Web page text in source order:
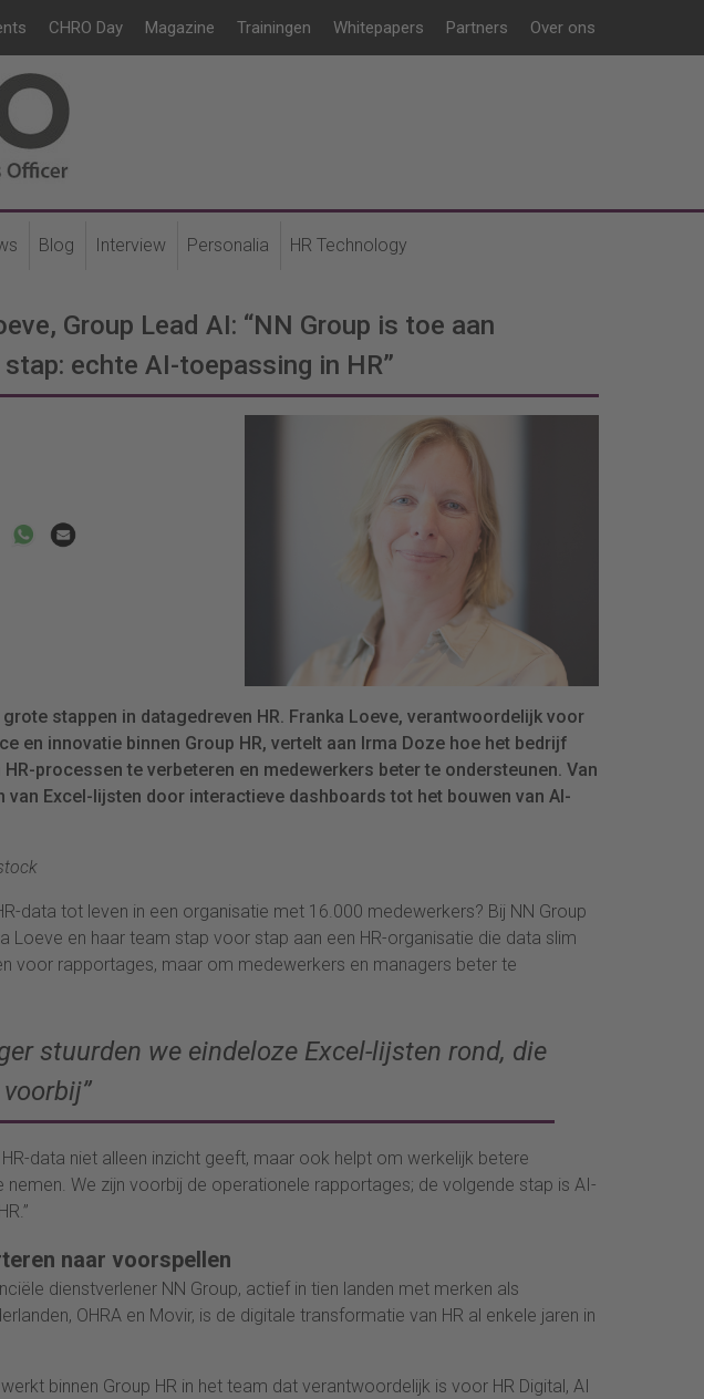
CHRO Day Magazine Trainingen Whitepapers Partners Over ons
Blog Interview Personalia HR Technology
Group Lead AI: “NN Group is toe aan
echte AI-toepassing in HR”
grote stappen in datagedreven HR. Franka Loeve, verantwoordelijk voor
en innovatie binnen Group HR, vertelt aan Irma Doze hoe het bedrijf
processen te verbeteren en medewerkers beter te ondersteunen. Van
van Excel-lijsten door interactieve dashboards tot het bouwen van AI-
data tot leven in een organisatie met 16.000 medewerkers? Bij NN Group
Loeve en haar team stap voor stap aan een HR-organisatie die data slim
voor rapportages, maar om medewerkers en managers beter te
stuurden we eindeloze Excel-lijsten rond, die
HR-data niet alleen inzicht geeft, maar ook helpt om werkelijk betere
nemen. We zijn voorbij de operationele rapportages; de volgende stap is AI-
naar voorspellen
dienstverlener NN Group, actief in tien landen met merken als
OHRA en Movir, is de digitale transformatie van HR al enkele jaren in
binnen Group HR in het team dat verantwoordelijk is voor HR Digital, AI